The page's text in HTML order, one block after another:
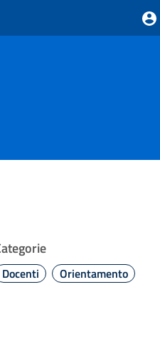
Docenti Orientamento